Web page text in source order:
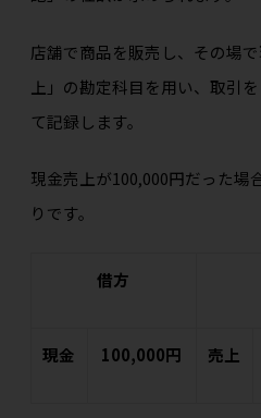
店舗で商品を販売し、その場
上」の勘定科目を用い、取引
て記録します。
現金売上が100,000円だった場
りです。
借方
現金 100,000円 売上